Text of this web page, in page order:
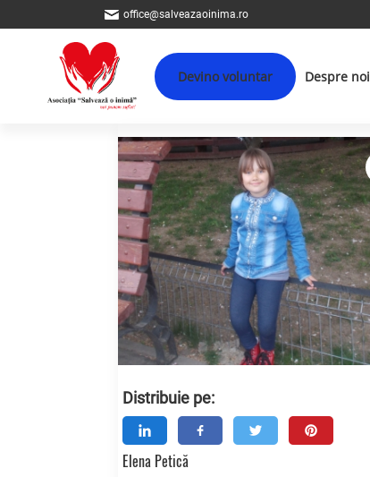
office@salveazaoinima.ro
Devino voluntar Despre noi
Distribuie pe:
Elena Petică